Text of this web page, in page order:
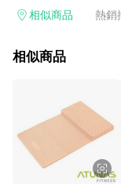
電玩/遊戲/相機/單眼/
的購回饋活動享Yahoo
價券等虛擬貨幣折抵
有相關事證認定您為大
相關認定以Yahoo購物
相似商品 熱銷
相似商品